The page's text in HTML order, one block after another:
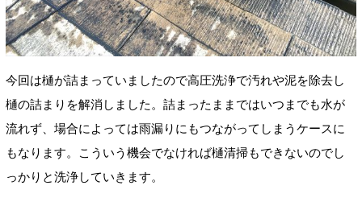
今回は樋が詰まっていましたので高圧洗浄で汚れや泥を除去し
樋の詰まりを解消しました。詰まったままではいつまでも水が
流れず、場合によっては雨漏りにもつながってしまうケースに
もなります。こういう機会でなければ樋清掃もできないのでし
っかりと洗浄していきます。